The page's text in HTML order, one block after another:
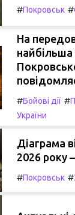
#Покровськ #
На
найбільша
#Бойові дії #
України
Діаграма
2026 року
#Покровськ #